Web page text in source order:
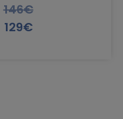
146€
129€